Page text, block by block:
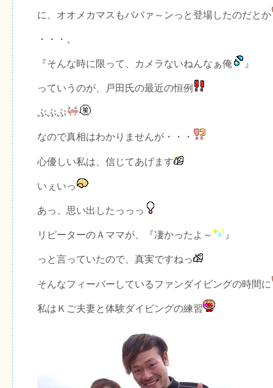
に、オオメカマスもババァ～ンっと登場したのだとか
・・・。
『そんな時に限って、カメラないねんなぁ俺 』
っていうのが、戸田氏の最近の恒例
ぷぷぷ
なので真相はわかりませんが・・・
心優しい私は、信じてあげます
いぇいっ
あっ、思い出したっっっ
リピーターのＡママが、『凄かったよ～ 』
っと言っていたので、真実ですねっ
そんなフィーバーしているファンダイビングの時間に
私はＫご夫妻と体験ダイビングの練習